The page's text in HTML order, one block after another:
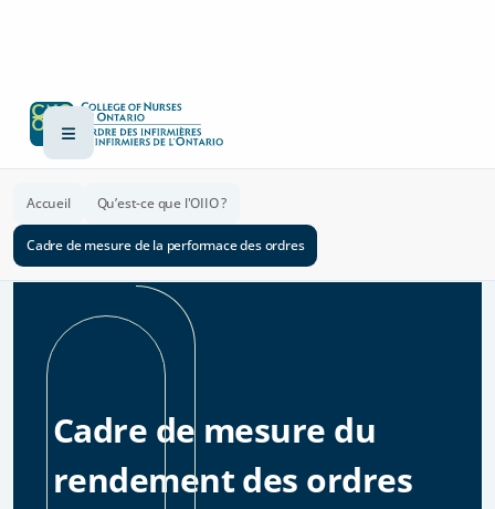
Accueil Qu’est-ce que l'OIIO ?
Cadre de mesure de la performace des ordres
Cadre de mesure du
rendement des ordres